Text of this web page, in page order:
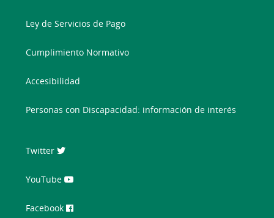
Ley de Servicios de Pago
Cumplimiento Normativo
Accesibilidad
Personas con Discapacidad: información de interés
Twitter
YouTube
Facebook